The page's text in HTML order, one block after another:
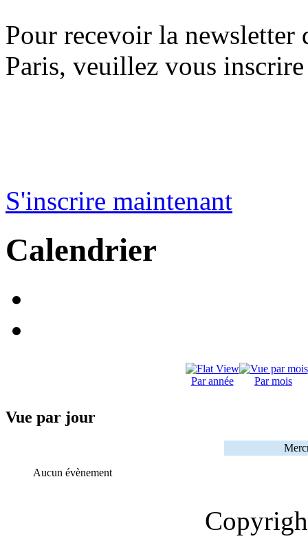
Pour recevoir la
Paris, veuillez vous
S'inscrire maintenant
Calendrier
Par année Par mois
Vue par jour
Aucun évènement